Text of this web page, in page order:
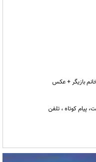
بازیگر + عکس
پیام کوتاه ، تلفن